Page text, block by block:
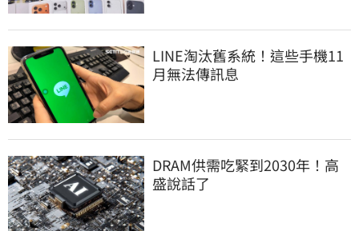
LINE淘汰舊系統！這些手機11
月無法傳訊息
DRAM供需吃緊到2030年！高
盛說話了